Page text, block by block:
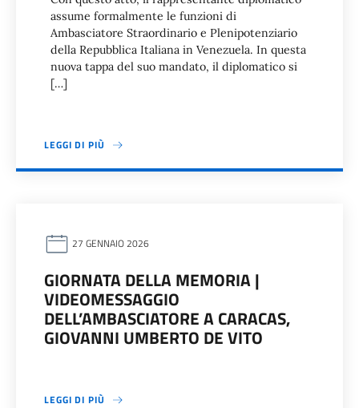
assume formalmente le funzioni di
Ambasciatore Straordinario e Plenipotenziario
della Repubblica Italiana in Venezuela. In questa
nuova tappa del suo mandato, il diplomatico si
[…]
LEGGI DI PIÙ
27 GENNAIO 2026
GIORNATA DELLA MEMORIA |
VIDEOMESSAGGIO
DELL’AMBASCIATORE A CARACAS,
GIOVANNI UMBERTO DE VITO
LEGGI DI PIÙ